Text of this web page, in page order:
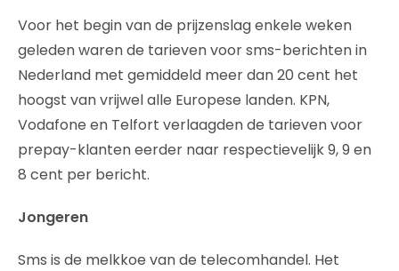
Voor het begin van de prijzenslag enkele weken
geleden waren de tarieven voor sms-berichten in
Nederland met gemiddeld meer dan 20 cent het
hoogst van vrijwel alle Europese landen. KPN,
Vodafone en Telfort verlaagden de tarieven voor
prepay-klanten eerder naar respectievelijk 9, 9 en
8 cent per bericht.
Jongeren
Sms is de melkkoe van de telecomhandel. Het